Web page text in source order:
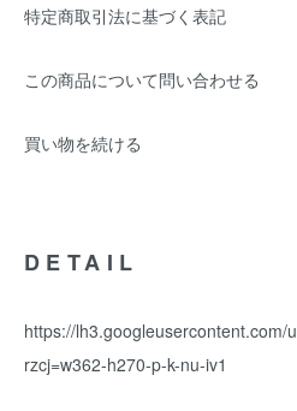
特定商取引法に基づく表記
この商品について問い合わせる
買い物を続ける
DETAIL
https://
rzcj=w362-h270-p-k-nu-iv1